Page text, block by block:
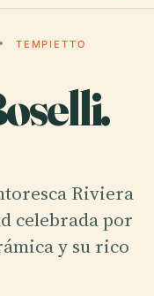
TEMPIETTO
Riviera
celebrada por
y su rico